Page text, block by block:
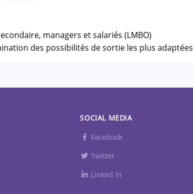
managers et salariés (LMBO)
des possibilités de sortie les plus adaptées
SOCIAL MEDIA
Facebook
Twitter
Linked In